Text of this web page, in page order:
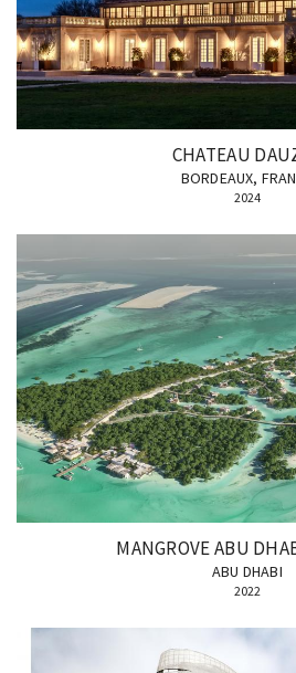
CHATEAU
BORDEAUX,
2024
MANGROVE ABU
ABU DHABI
2022